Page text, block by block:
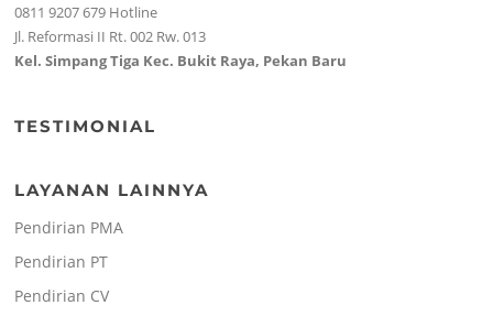
0811 9207 679 Hotline
Jl. Reformasi II Rt. 002 Rw. 013
Kel. Simpang Tiga Kec. Bukit Raya, Pekan Baru
TESTIMONIAL
LAYANAN LAINNYA
Pendirian PMA
Pendirian PT
Pendirian CV